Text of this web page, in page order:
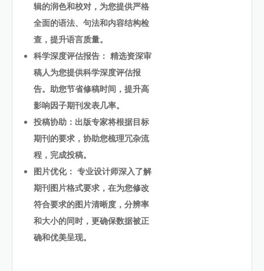
辑的润色和校对，为您提供严格
全面的语法、句法和内容结构检
查，提升语言质量。
科学深度评估报告： 精选资深审
稿人为您提供科学深度评估报
告。助您节省修稿时间，提升高
影响因子期刊发表几率。
投稿协助：出版专家将根据目标
期刊的要求，协助您梳理冗杂流
程，完成投稿。
图片优化： 专业设计师深入了解
期刊图片格式要求，在为您修改
符合要求的图片清晰度，分辨率
和大小的同时，更确保数据被正
确和优美呈现。